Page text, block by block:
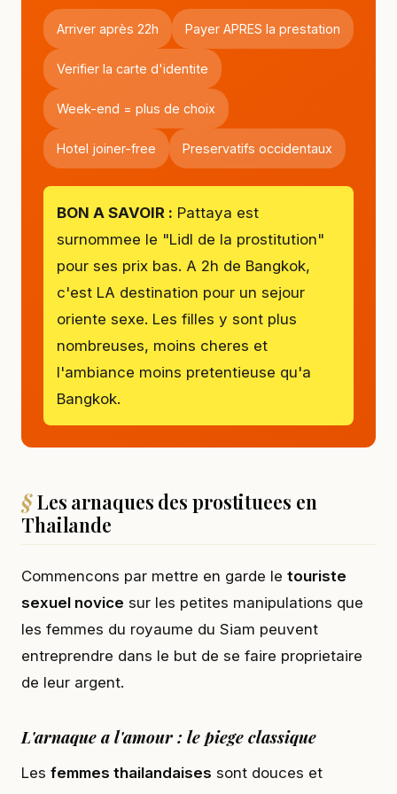
Arriver après 22h Payer APRES la prestation
Verifier la carte d'identite
Week-end = plus de choix
Hotel joiner-free Preservatifs occidentaux
BON A SAVOIR : Pattaya est
surnommee le "Lidl de la prostitution"
pour ses prix bas. A 2h de Bangkok,
c'est LA destination pour un sejour
oriente sexe. Les filles y sont plus
nombreuses, moins cheres et
l'ambiance moins pretentieuse qu'a
Bangkok.
Les arnaques des prostituees en
Thailande
Commencons par mettre en garde le touriste
sexuel novice sur les petites manipulations que
les femmes du royaume du Siam peuvent
entreprendre dans le but de se faire proprietaire
de leur argent.
L'arnaque a l'amour : le piege classique
Les femmes thailandaises sont douces et